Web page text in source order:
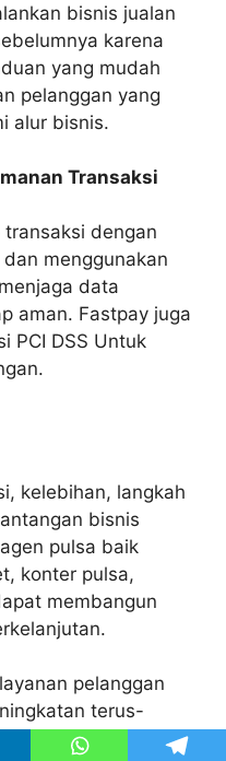
bisnis jualan
karena
yang mudah
pelanggan yang
alur bisnis.
Transaksi
dengan
menggunakan
data
aman. Fastpay juga
PCI DSS Untuk
kelebihan, langkah
bisnis
pulsa baik
konter pulsa,
membangun
pelanggan
terus-
kesuksesan